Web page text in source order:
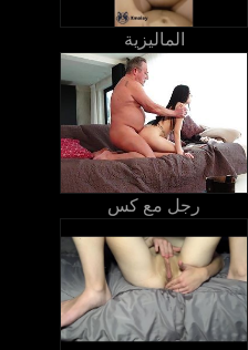
الماليزية
رجل مع كس